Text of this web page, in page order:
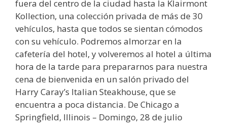
fuera del centro de la ciudad hasta la Klairmont
Kollection, una colección privada de más de 30
vehículos, hasta que todos se sientan cómodos
con su vehículo. Podremos almorzar en la
cafetería del hotel, y volveremos al hotel a última
hora de la tarde para prepararnos para nuestra
cena de bienvenida en un salón privado del
Harry Caray’s Italian Steakhouse, que se
encuentra a poca distancia. De Chicago a
Springfield, Illinois – Domingo, 28 de julio